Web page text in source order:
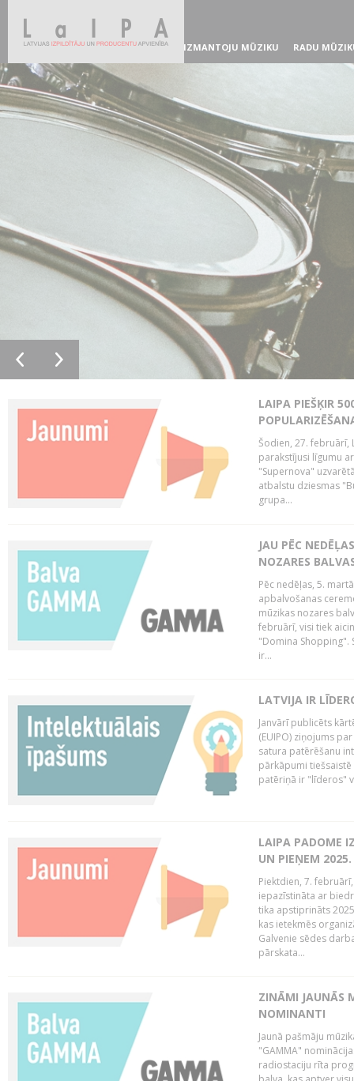
IZMANTOJU MŪZIKU RADU
LAIPA PIEŠĶIR
Šodien, 27. februārī,
parakstījusi līgumu
"Supernova"
atbalstu dziesmas
grupa...
JAU PĒC
NOZARES
Pēc nedēļas, 5.
apbalvošanas
mūzikas nozares
februārī, visi tiek
"Domina Shopping".
ir...
LATVIJA IR
Janvārī publicēts
(EUIPO) ziņojums
satura patērēšanu
pārkāpumi
patēriņā ir "līderos"
LAIPA PADOME
UN PIEŅEM
Piektdien, 7.
iepazīstināta ar
tika apstiprināts
kas ietekmēs
Galvenie sēdes
pārskata...
ZINĀMI JAUNĀS
NOMINANTI
Jaunā pašmāju
"GAMMA"
radiostaciju rīta